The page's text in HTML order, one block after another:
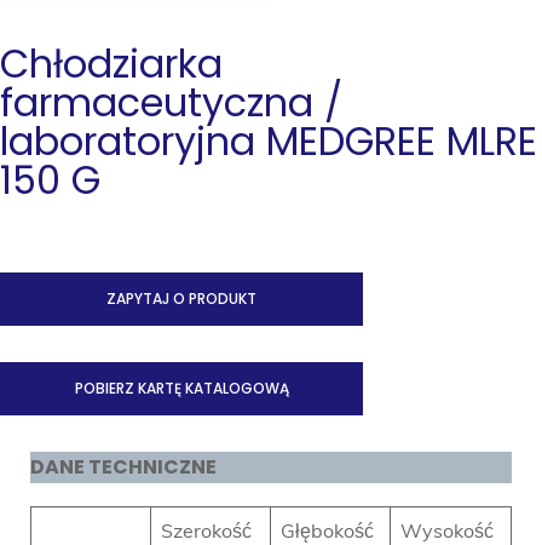
Chłodziarka
farmaceutyczna /
laboratoryjna MEDGREE MLRE
150 G
ZAPYTAJ O PRODUKT
POBIERZ KARTĘ KATALOGOWĄ
DANE TECHNICZNE
Szerokość Głębokość Wysokość